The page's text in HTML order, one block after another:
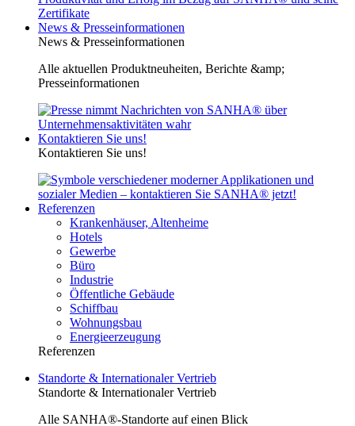
News & Presseinformationen
News & Presseinformationen
Alle aktuellen Produktneuheiten, Berichte &amp;
Presseinformationen
Kontaktieren Sie uns!
Kontaktieren Sie uns!
Referenzen
Krankenhäuser, Altenheime
Hotels
Gewerbe
Büro
Industrie
Öffentliche Gebäude
Schiffbau
Wohnungsbau
Energieerzeugung
Referenzen
Standorte & Internationaler Vertrieb
Standorte & Internationaler Vertrieb
Alle SANHA®-Standorte auf einen Blick